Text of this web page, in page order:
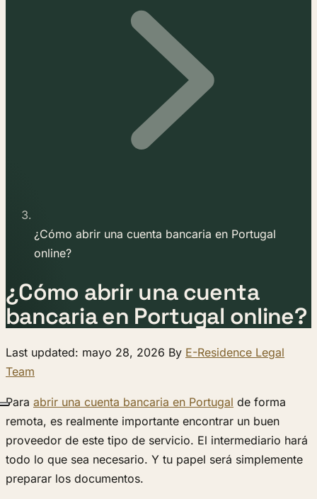
¿Cómo abrir una cuenta bancaria en Portugal
online?
¿Cómo abrir una cuenta
bancaria en Portugal online?
Last updated: mayo 28, 2026 By E-Residence Legal
Team
Para abrir una cuenta bancaria en Portugal de forma
remota, es realmente importante encontrar un buen
proveedor de este tipo de servicio. El intermediario hará
todo lo que sea necesario. Y tu papel será simplemente
preparar los documentos.